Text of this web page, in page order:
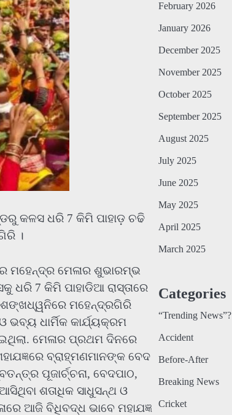
କଳସ ଧରି 7 କିମି ପାହାଡ଼ ଚଢି
।
ମହେନ୍ଦ୍ର ମେଳାର ଶୁଭାରମ୍ଭ
ଧରି 7 କିମି ପାହାଡିଆ ରାସ୍ତାରେ
ଶଙ୍ଖଧ୍ୱନିରେ ମହେନ୍ଦ୍ରଗିରି
ଧାର୍ମିକ କାର୍ଯ୍ୟକ୍ରମ
ମେଳାର ପ୍ରଥମ ଦିନରେ
ବ୍ରାହ୍ମଣମାନଙ୍କ ବେଦ
ପୂଜାର୍ଚ୍ଚନା, ବେଦପାଠ,
ଶତାଧିକ ସାଧୁସନ୍ଥ ଓ
ଆଜି ବିଧିବଦ୍ଧ ଭାବେ ମହାଯଜ୍ଞ
February 2026
January 2026
December 2025
November 2025
October 2025
September 2025
August 2025
July 2025
June 2025
May 2025
April 2025
March 2025
Categories
“Trending News”?
Accident
Before-After
Breaking News
Cricket